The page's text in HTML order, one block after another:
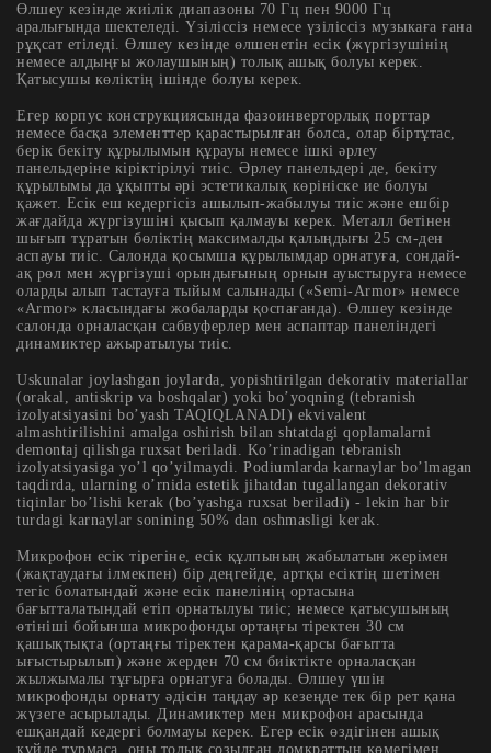
Өлшеу кезінде жиілік диапазоны 70 Гц пен 9000 Гц
аралығында шектеледі. Үзіліссіз немесе үзіліссіз музыкаға ғана
рұқсат етіледі. Өлшеу кезінде өлшенетін есік (жүргізушінің
немесе алдыңғы жолаушының) толық ашық болуы керек.
Қатысушы көліктің ішінде болуы керек.
Егер корпус конструкциясында фазоинверторлық порттар
немесе басқа элементтер қарастырылған болса, олар біртұтас,
берік бекіту құрылымын құрауы немесе ішкі әрлеу
панельдеріне кіріктірілуі тиіс. Әрлеу панельдері де, бекіту
құрылымы да ұқыпты әрі эстетикалық көрініске ие болуы
қажет. Есік еш кедергісіз ашылып-жабылуы тиіс және ешбір
жағдайда жүргізушіні қысып қалмауы керек. Металл бетінен
шығып тұратын бөліктің максималды қалыңдығы 25 см-ден
аспауы тиіс. Салонда қосымша құрылымдар орнатуға, сондай-
ақ рөл мен жүргізуші орындығының орнын ауыстыруға немесе
оларды алып тастауға тыйым салынады («Semi-Armor» немесе
«Armor» класындағы жобаларды қоспағанда). Өлшеу кезінде
салонда орналасқан сабвуферлер мен аспаптар панеліндегі
динамиктер ажыратылуы тиіс.
Uskunalar joylashgan joylarda, yopishtirilgan dekorativ materiallar
(orakal, antiskrip va boshqalar) yoki bo’yoqning (tebranish
izolyatsiyasini bo’yash TAQIQLANADI) ekvivalent
almashtirilishini amalga oshirish bilan shtatdagi qoplamalarni
demontaj qilishga ruxsat beriladi. Ko’rinadigan tebranish
izolyatsiyasiga yo’l qo’yilmaydi. Podiumlarda karnaylar bo’lmagan
taqdirda, ularning o’rnida estetik jihatdan tugallangan dekorativ
tiqinlar bo’lishi kerak (bo’yashga ruxsat beriladi) - lekin har bir
turdagi karnaylar sonining 50% dan oshmasligi kerak.
Микрофон есік тірегіне, есік құлпының жабылатын жерімен
(жақтаудағы ілмекпен) бір деңгейде, артқы есіктің шетімен
тегіс болатындай және есік панелінің ортасына
бағытталатындай етіп орнатылуы тиіс; немесе қатысушының
өтініші бойынша микрофонды ортаңғы тіректен 30 см
қашықтықта (ортаңғы тіректен қарама-қарсы бағытта
ығыстырылып) және жерден 70 см биіктікте орналасқан
жылжымалы тұғырға орнатуға болады. Өлшеу үшін
микрофонды орнату әдісін таңдау әр кезеңде тек бір рет қана
жүзеге асырылады. Динамиктер мен микрофон арасында
ешқандай кедергі болмауы керек. Егер есік өздігінен ашық
күйде тұрмаса, оны толық созылған домкраттың көмегімен